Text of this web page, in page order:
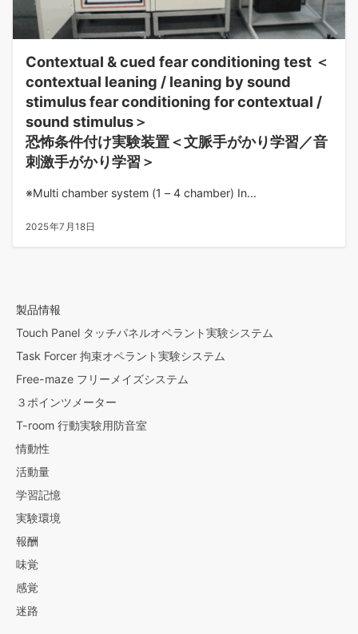
Contextual & cued fear conditioning test ＜
contextual leaning / leaning by sound
stimulus fear conditioning for contextual /
sound stimulus＞
恐怖条件付け実験装置＜文脈手がかり学習／音
刺激手がかり学習＞
※Multi chamber system (1 – 4 chamber) In...
2025年7月18日
製品情報
Touch Panel タッチパネルオペラント実験システム
Task Forcer 拘束オペラント実験システム
Free-maze フリーメイズシステム
３ポインツメーター
T-room 行動実験用防音室
情動性
活動量
学習記憶
実験環境
報酬
味覚
感覚
迷路